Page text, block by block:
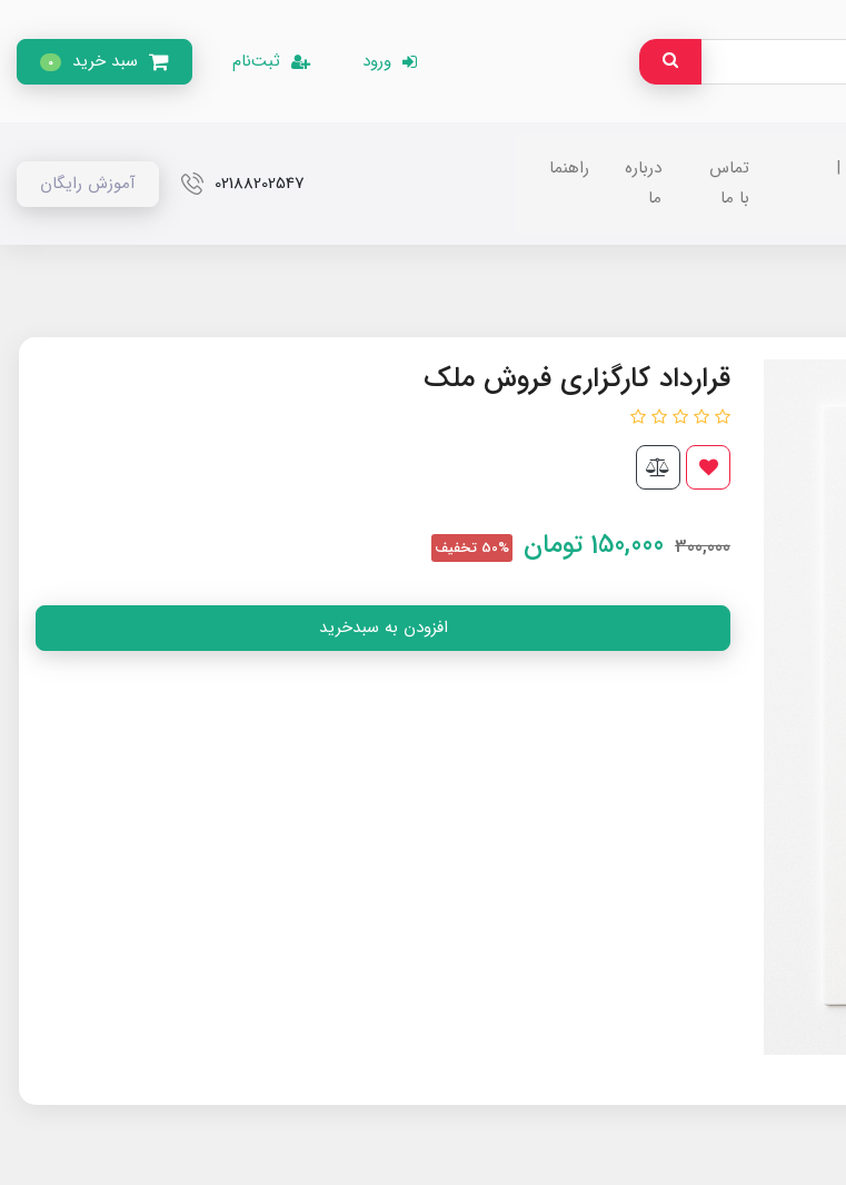
ورود ثبت‌نام سبد خرید 0
|
تماس
با ما
درباره
ما
راهنما
02188202547 آموزش رایگان
قرارداد کارگزاری فروش ملک
300,000
150,000 تومان 50% تخفیف
افزودن به سبدخرید